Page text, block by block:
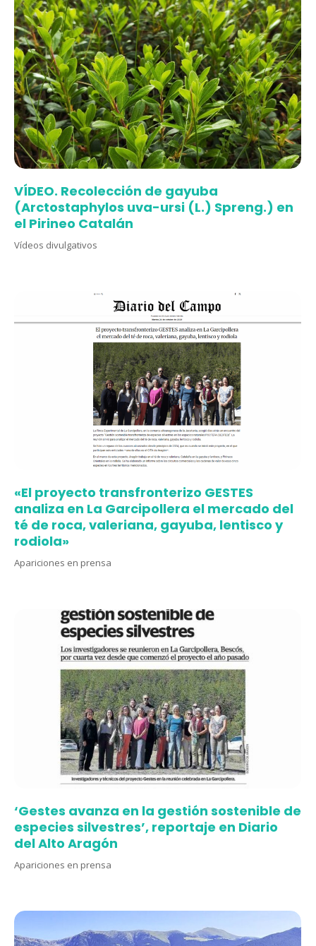
VÍDEO. Recolección de gayuba
(Arctostaphylos uva-ursi (L.) Spreng.) en
el Pirineo Catalán
Vídeos divulgativos
«El proyecto transfronterizo GESTES
analiza en La Garcipollera el mercado del
té de roca, valeriana, gayuba, lentisco y
rodiola»
Apariciones en prensa
‘Gestes avanza en la gestión sostenible de
especies silvestres’, reportaje en Diario
del Alto Aragón
Apariciones en prensa